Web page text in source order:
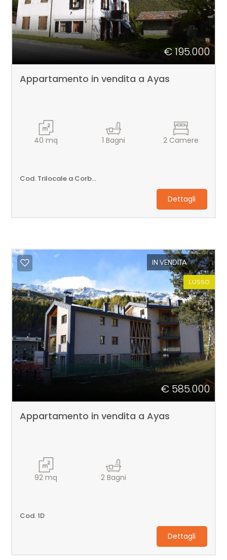
€ 195.000
Appartamento in vendita a Ayas
40 mq 1 Bagni 2 Camere
Cod. Trilocale a Corbet
Dettagli
IN VENDITA
LUSSO
€ 585.000
Appartamento in vendita a Ayas
92 mq 2Bagni
Cod. 1D
Dettagli